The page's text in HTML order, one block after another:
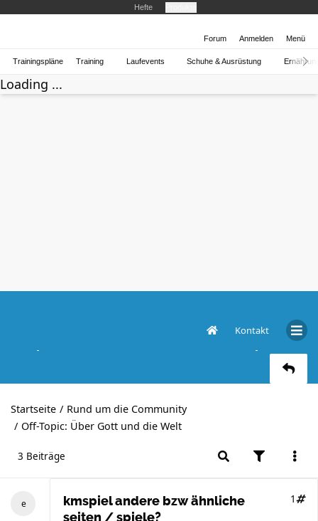
Hefte
Forum Anmelden Menü
Trainingspläne Training Laufevents Schuhe & Ausrüstung
Loading ...
Kontakt
kmspiel andere bzw ähnliche seiten / spiele?
Startseite
Rund um die Community
Off-Topic: Über Gott und die Welt
3 Beiträge
kmspiel andere bzw ähnliche
seiten / spiele?
1